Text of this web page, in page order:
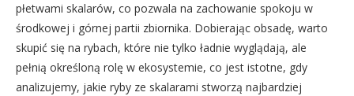
płetwami skalarów, co pozwala na zachowanie spokoju w
środkowej i górnej partii zbiornika. Dobierając obsadę, warto
skupić się na rybach, które nie tylko ładnie wyglądają, ale
pełnią określoną rolę w ekosystemie, co jest istotne, gdy
analizujemy, jakie ryby ze skalarami stworzą najbardziej